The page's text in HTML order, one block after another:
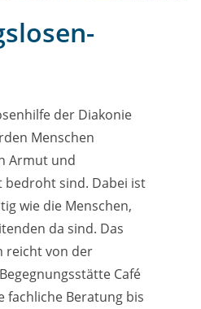
der Diakonie
Menschen
Armut und
bedroht sind. Dabei ist
wie die Menschen,
da sind. Das
reicht von der
Café
fachliche Beratung bis